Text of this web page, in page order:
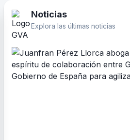
Noticias
Explora las últimas noticias